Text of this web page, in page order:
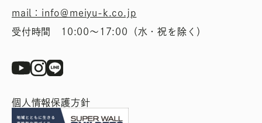
mail：info＠meiyu-k.co.jp
受付時間 10:00〜17:00（水・祝を除く）
個人情報保護方針